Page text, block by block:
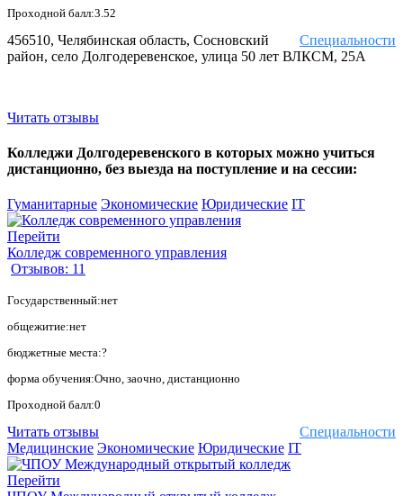
Проходной балл:3.52
Специальности
456510, Челябинская область, Сосновский
район, село Долгодеревенское, улица 50 лет ВЛКСМ, 25А
Читать отзывы
Колледжи Долгодеревенского в которых можно учиться
дистанционно, без выезда на поступление и на сессии:
Гуманитарные Экономические Юридические IT
Перейти
Колледж современного управления
Отзывов: 11
Государственный:нет
общежитие:нет
бюджетные места:?
форма обучения:Очно, заочно, дистанционно
Проходной балл:0
Специальности
Читать отзывы
Медицинские Экономические Юридические IT
Перейти